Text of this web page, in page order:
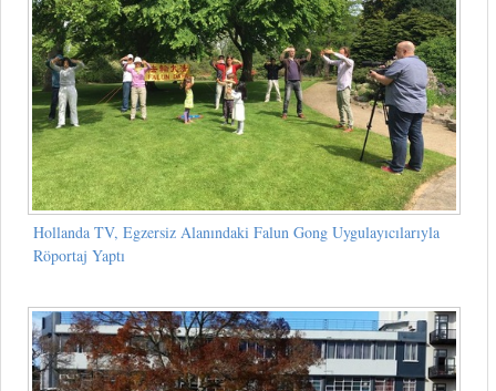
Hollanda TV, Egzersiz Alanındaki Falun Gong Uygulayıcılarıyla
Röportaj Yaptı